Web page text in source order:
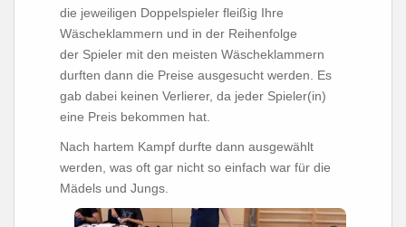
die jeweiligen Doppelspieler fleißig Ihre
Wäscheklammern und in der Reihenfolge
der Spieler mit den meisten Wäscheklammern
durften dann die Preise ausgesucht werden. Es
gab dabei keinen Verlierer, da jeder Spieler(in)
eine Preis bekommen hat.
Nach hartem Kampf durfte dann ausgewählt
werden, was oft gar nicht so einfach war für die
Mädels und Jungs.